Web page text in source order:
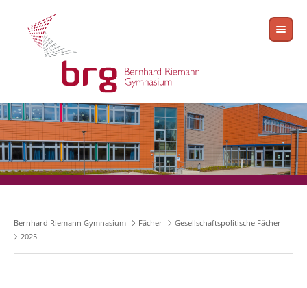
Bernhard Riemann Gymnasium Fächer
Gesellschaftspolitische Fächer
2025